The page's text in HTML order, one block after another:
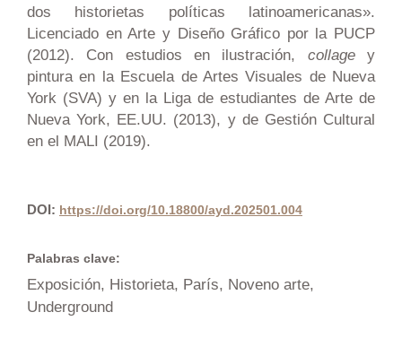
dos historietas políticas latinoamericanas».
Licenciado en Arte y Diseño Gráfico por la PUCP
(2012). Con estudios en ilustración, collagey
pintura en la Escuela de Artes Visuales de Nueva
York (SVA) y en la Liga de estudiantes de Arte de
Nueva York, EE.UU. (2013), y de Gestión Cultural
en el MALI (2019).
DOI: https://doi.org/10.18800/ayd.202501.004
Palabras clave:
Exposición, Historieta, París, Noveno arte,
Underground